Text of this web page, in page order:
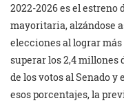
2022-2026 es el
mayoritaria, alzándose
elecciones al lograr más
superar los 2,4 millones
de los votos al Senado y
esos porcentajes, la